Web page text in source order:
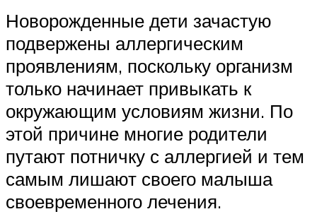
Новорожденные дети зачастую
подвержены аллергическим
проявлениям, поскольку организм
только начинает привыкать к
окружающим условиям жизни. По
этой причине многие родители
путают потничку с аллергией и тем
самым лишают своего малыша
своевременного лечения.